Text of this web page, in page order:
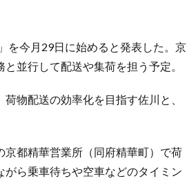
を今月29日に始めると発表した。京
並行して配送や集荷を担う予定。
物配送の効率化を目指す佐川と、
都精華営業所（同府精華町）で荷
ら乗車待ちや空車などのタイミン